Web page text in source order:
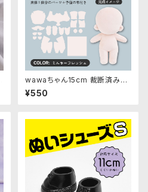
wawaちゃん15cm 裁断済みパ
ーツセット
¥550